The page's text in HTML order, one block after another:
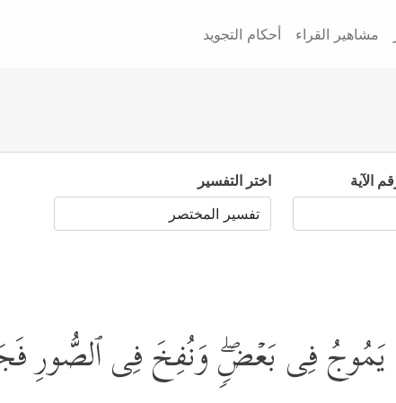
مشاهير القراء أحكام التجويد
الآية اختر التفسير
فِی بَعۡضࣲۖ وَنُفِخَ فِی ٱلصُّورِ